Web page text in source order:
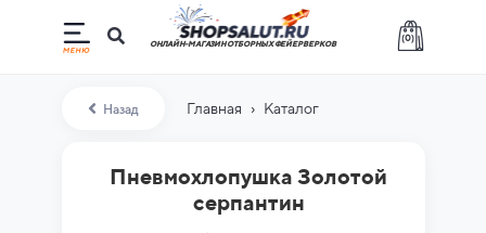
(0)
ОНЛАЙН-МАГАЗИН ОТБОРНЫХ ФЕЙЕРВЕРКОВ
Назад Главная › Каталог
Пневмохлопушка Золотой
серпантин